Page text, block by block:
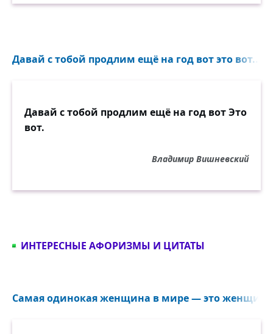
Давай с тобой продлим ещё на год вот это вот...
Давай с тобой продлим ещё на год вот Это
вот.
Владимир Вишневский
ИНТЕРЕСНЫЕ АФОРИЗМЫ И ЦИТАТЫ
Самая одинокая женщина в мире — это